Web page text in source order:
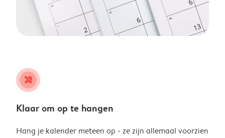
tools
Klaar om op te hangen
Hang je kalender meteen op - ze zijn allemaal voorzien